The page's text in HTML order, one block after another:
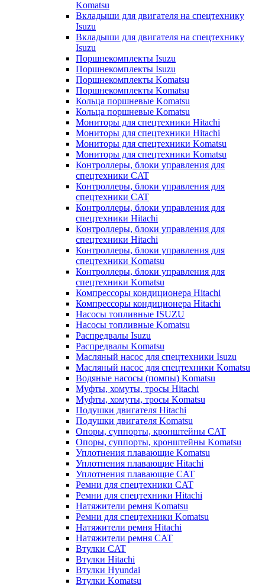
Komatsu
Вкладыши для двигателя на спецтехнику
Isuzu
Вкладыши для двигателя на спецтехнику
Isuzu
Поршнекомплекты Isuzu
Поршнекомплекты Isuzu
Поршнекомплекты Komatsu
Поршнекомплекты Komatsu
Кольца поршневые Komatsu
Кольца поршневые Komatsu
Мониторы для спецтехники Hitachi
Мониторы для спецтехники Hitachi
Мониторы для спецтехники Komatsu
Мониторы для спецтехники Komatsu
Контроллеры, блоки управления для
спецтехники CAT
Контроллеры, блоки управления для
спецтехники CAT
Контроллеры, блоки управления для
спецтехники Hitachi
Контроллеры, блоки управления для
спецтехники Hitachi
Контроллеры, блоки управления для
спецтехники Komatsu
Контроллеры, блоки управления для
спецтехники Komatsu
Компрессоры кондиционера Hitachi
Компрессоры кондиционера Hitachi
Насосы топливные ISUZU
Насосы топливные Komatsu
Распредвалы Isuzu
Распредвалы Komatsu
Масляный насос для спецтехники Isuzu
Масляный насос для спецтехники Komatsu
Водяные насосы (помпы) Komatsu
Муфты, хомуты, тросы Hitachi
Муфты, хомуты, тросы Komatsu
Подушки двигателя Hitachi
Подушки двигателя Komatsu
Опоры, суппорты, кронштейны CAT
Опоры, суппорты, кронштейны Komatsu
Уплотнения плавающие Komatsu
Уплотнения плавающие Hitachi
Уплотнения плавающие CAT
Ремни для спецтехники CAT
Ремни для спецтехники Hitachi
Натяжители ремня Komatsu
Ремни для спецтехники Komatsu
Натяжители ремня Hitachi
Натяжители ремня CAT
Втулки CAT
Втулки Hitachi
Втулки Hyundai
Втулки Komatsu